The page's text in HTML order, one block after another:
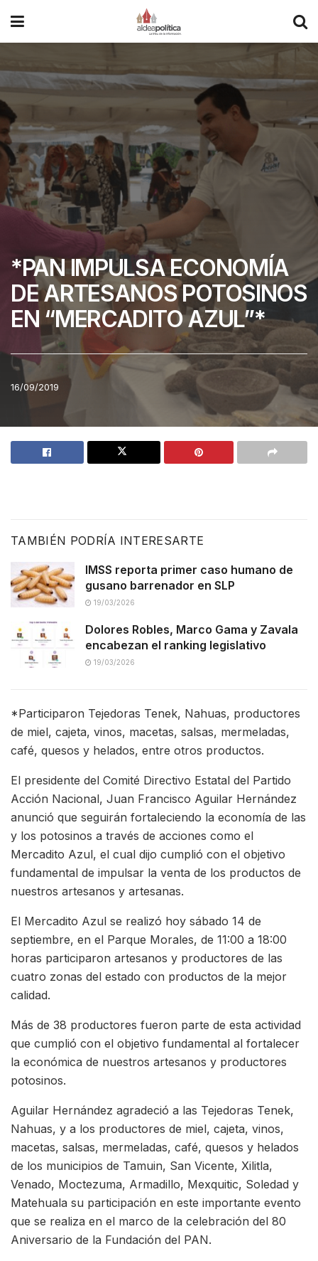
*PAN IMPULSA ECONOMÍA
DE ARTESANOS POTOSINOS
EN “MERCADITO AZUL”*
16/09/2019
TAMBIÉN PODRÍA INTERESARTE
IMSS reporta primer caso humano de
gusano barrenador en SLP
19/03/2026
Dolores Robles, Marco Gama y Zavala
encabezan el ranking legislativo
19/03/2026
*Participaron Tejedoras Tenek, Nahuas, productores
de miel, cajeta, vinos, macetas, salsas, mermeladas,
café, quesos y helados, entre otros productos.
El presidente del Comité Directivo Estatal del Partido
Acción Nacional, Juan Francisco Aguilar Hernández
anunció que seguirán fortaleciendo la economía de las
y los potosinos a través de acciones como el
Mercadito Azul, el cual dijo cumplió con el objetivo
fundamental de impulsar la venta de los productos de
nuestros artesanos y artesanas.
El Mercadito Azul se realizó hoy sábado 14 de
septiembre, en el Parque Morales, de 11:00 a 18:00
horas participaron artesanos y productores de las
cuatro zonas del estado con productos de la mejor
calidad.
Más de 38 productores fueron parte de esta actividad
que cumplió con el objetivo fundamental al fortalecer
la económica de nuestros artesanos y productores
potosinos.
Aguilar Hernández agradeció a las Tejedoras Tenek,
Nahuas, y a los productores de miel, cajeta, vinos,
macetas, salsas, mermeladas, café, quesos y helados
de los municipios de Tamuin, San Vicente, Xilitla,
Venado, Moctezuma, Armadillo, Mexquitic, Soledad y
Matehuala su participación en este importante evento
que se realiza en el marco de la celebración del 80
Aniversario de la Fundación del PAN.